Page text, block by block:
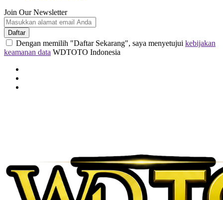
Join Our Newsletter
Daftar
Dengan memilih "Daftar Sekarang", saya menyetujui kebijakan
keamanan data WDTOTO Indonesia